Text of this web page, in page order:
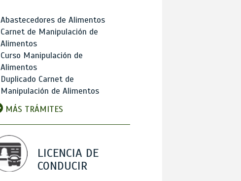
Abastecedores de Alimentos
Carnet de Manipulación de
Alimentos
Curso Manipulación de
Alimentos
Duplicado Carnet de
Manipulación de Alimentos
MÁS TRÁMITES
LICENCIA DE
CONDUCIR